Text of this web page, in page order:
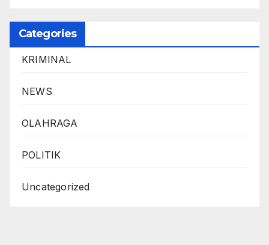
Categories
KRIMINAL
NEWS
OLAHRAGA
POLITIK
Uncategorized